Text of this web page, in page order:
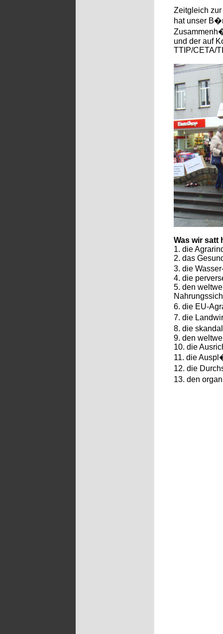
Zeitgleich
hat unser
und der auf
TTIP/CETA/
Was wir satt
1. die
2. das
3. die
4. die
5. den
6. die EU-
7. die
8. die
9. den
10. die
11. die
12. die
13. den